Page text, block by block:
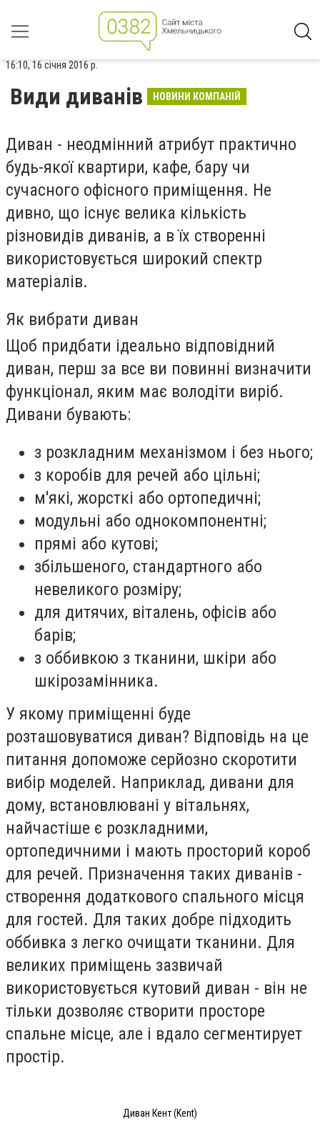
16:10, 16 січня 2016 р.
Види диванів НОВИНИ КОМПАНІЙ
Диван - неодмінний атрибут практично
будь-якої квартири, кафе, бару чи
сучасного офісного приміщення. Не
дивно, що існує велика кількість
різновидів диванів, а в їх створенні
використовується широкий спектр
матеріалів.
Як вибрати диван
Щоб придбати ідеально відповідний
диван, перш за все ви повинні визначити
функціонал, яким має володіти виріб.
Дивани бувають:
з розкладним механізмом і без нього;
з коробів для речей або цільні;
м'які, жорсткі або ортопедичні;
модульні або однокомпонентні;
прямі або кутові;
збільшеного, стандартного або
невеликого розміру;
для дитячих, віталень, офісів або
барів;
з оббивкою з тканини, шкіри або
шкірозамінника.
У якому приміщенні буде
розташовуватися диван? Відповідь на це
питання допоможе серйозно скоротити
вибір моделей. Наприклад, дивани для
дому, встановлювані у вітальнях,
найчастіше є розкладними,
ортопедичними і мають просторий короб
для речей. Призначення таких диванів -
створення додаткового спального місця
для гостей. Для таких добре підходить
оббивка з легко очищати тканини. Для
великих приміщень зазвичай
використовується кутовий диван - він не
тільки дозволяє створити просторе
спальне місце, але і вдало сегментирует
простір.
Диван Кент (Kent)